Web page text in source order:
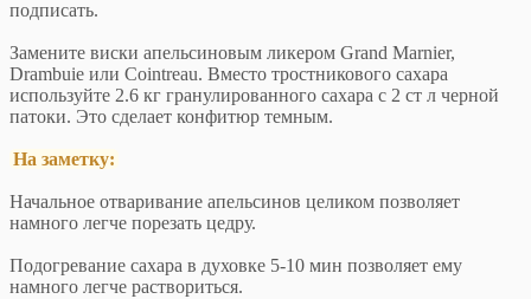
подписать.
Замените виски апельсиновым ликером Grand Marnier,
Drambuie или Cointreau. Вместо тростникового сахара
используйте 2.6 кг гранулированного сахара с 2 ст л черной
патоки. Это сделает конфитюр темным.
На заметку:
Начальное отваривание апельсинов целиком позволяет
намного легче порезать цедру.
Подогревание сахара в духовке 5-10 мин позволяет ему
намного легче раствориться.